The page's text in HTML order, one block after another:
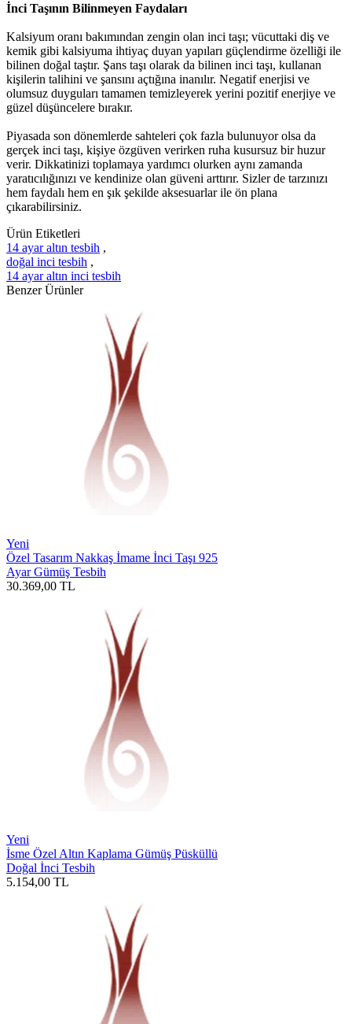
İnci Taşının Bilinmeyen Faydaları
Kalsiyum oranı bakımından zengin olan inci taşı; vücuttaki diş ve
kemik gibi kalsiyuma ihtiyaç duyan yapıları güçlendirme özelliği ile
bilinen doğal taştır. Şans taşı olarak da bilinen inci taşı, kullanan
kişilerin talihini ve şansını açtığına inanılır. Negatif enerjisi ve
olumsuz duyguları tamamen temizleyerek yerini pozitif enerjiye ve
güzel düşüncelere bırakır.
Piyasada son dönemlerde sahteleri çok fazla bulunuyor olsa da
gerçek inci taşı, kişiye özgüven verirken ruha kusursuz bir huzur
verir. Dikkatinizi toplamaya yardımcı olurken aynı zamanda
yaratıcılığınızı ve kendinize olan güveni arttırır. Sizler de tarzınızı
hem faydalı hem en şık şekilde aksesuarlar ile ön plana
çıkarabilirsiniz.
Ürün Etiketleri
14 ayar altın tesbih ,
doğal inci tesbih ,
14 ayar altın inci tesbih
Benzer Ürünler
Yeni
Özel Tasarım Nakkaş İmame İnci Taşı 925
Ayar Gümüş Tesbih
30.369,00 TL
Yeni
İsme Özel Altın Kaplama Gümüş Püsküllü
Doğal İnci Tesbih
5.154,00 TL